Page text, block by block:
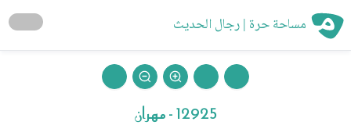
مساحة حرة | رجال الحديث
12925 - مهران